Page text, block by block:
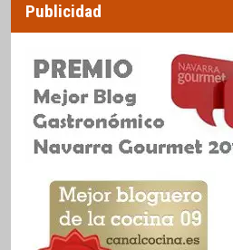
Publicidad